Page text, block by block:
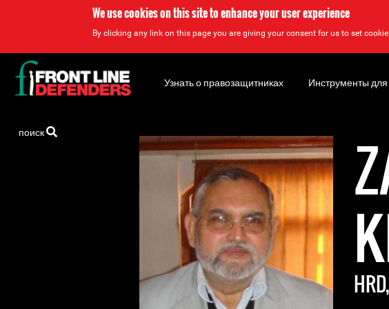
We use cookies on this site to enhance your user experience
By clicking any link on this page you are giving your consent for us to set
Back
to
top
Узнать о правозащитниках Инструменты
поиск